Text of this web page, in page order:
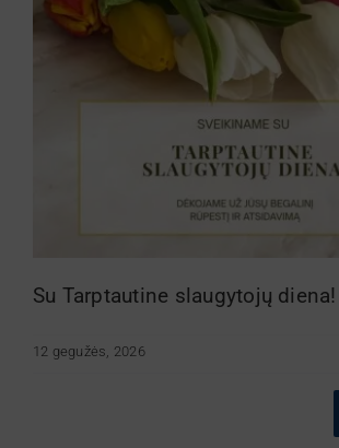
Su Tarptautine slaugytojų diena!
12 gegužės, 2026